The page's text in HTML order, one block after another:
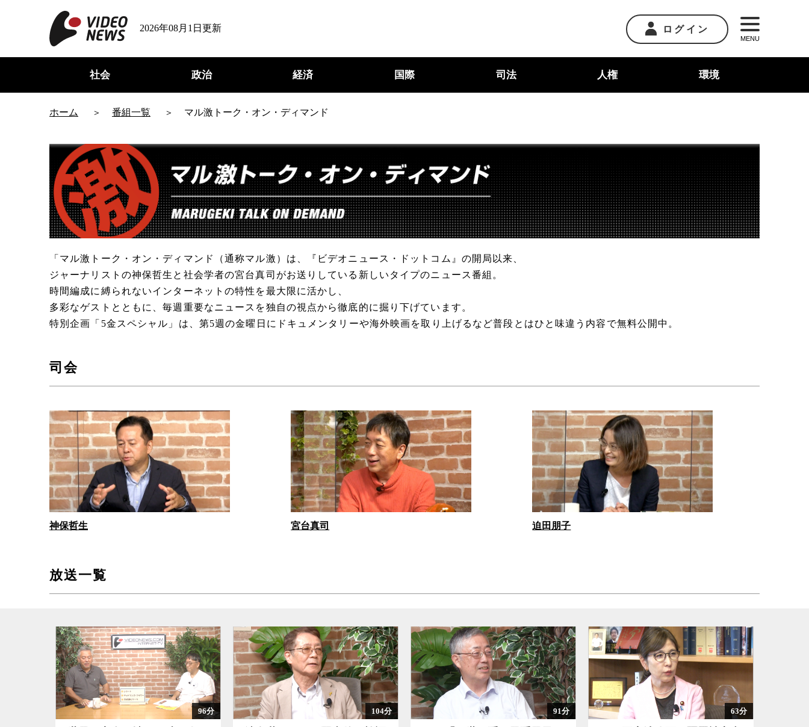
2026年08月1日更新 ログイン
MENU
社会 政治 経済 国際 司法 人権 環境
ホーム 番組一覧 マル激トーク・オン・ディマンド
「マル激トーク・オン・ディマンド（通称マル激）は、『ビデオニュース・ドットコム』の開局以来、
ジャーナリストの神保哲生と社会学者の宮台真司がお送りしている新しいタイプのニュース番組。
時間編成に縛られないインターネットの特性を最大限に活かし、
多彩なゲストとともに、毎週重要なニュースを独自の視点から徹底的に掘り下げています。
特別企画「5金スペシャル」は、第5週の金曜日にドキュメンタリーや海外映画を取り上げるなど普段とはひと味違う内容で無料公開中。
司会
神保哲生 宮台真司 迫田朋子
放送一覧
96分 104分 91分 63分